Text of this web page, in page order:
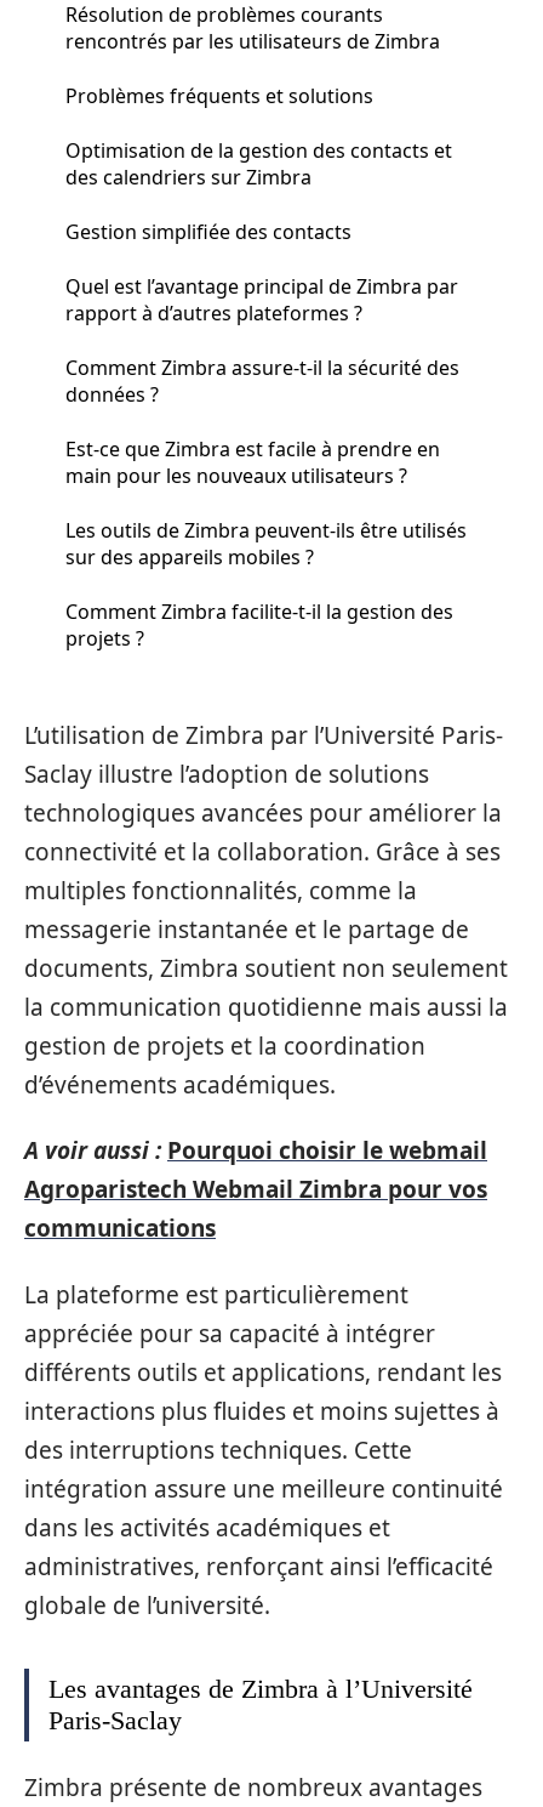
Résolution de problèmes courants
rencontrés par les utilisateurs de Zimbra
Problèmes fréquents et solutions
Optimisation de la gestion des contacts et
des calendriers sur Zimbra
Gestion simplifiée des contacts
Quel est l’avantage principal de Zimbra par
rapport à d’autres plateformes ?
Comment Zimbra assure-t-il la sécurité des
données ?
Est-ce que Zimbra est facile à prendre en
main pour les nouveaux utilisateurs ?
Les outils de Zimbra peuvent-ils être utilisés
sur des appareils mobiles ?
Comment Zimbra facilite-t-il la gestion des
projets ?
L’utilisation de Zimbra par l’Université Paris-
Saclay illustre l’adoption de solutions
technologiques avancées pour améliorer la
connectivité et la collaboration. Grâce à ses
multiples fonctionnalités, comme la
messagerie instantanée et le partage de
documents, Zimbra soutient non seulement
la communication quotidienne mais aussi la
gestion de projets et la coordination
d’événements académiques.
A voir aussi : Pourquoi choisir le webmail
Agroparistech Webmail Zimbra pour vos
communications
La plateforme est particulièrement
appréciée pour sa capacité à intégrer
différents outils et applications, rendant les
interactions plus fluides et moins sujettes à
des interruptions techniques. Cette
intégration assure une meilleure continuité
dans les activités académiques et
administratives, renforçant ainsi l’efficacité
globale de l’université.
Les avantages de Zimbra à l’Université
Paris-Saclay
Zimbra présente de nombreux avantages